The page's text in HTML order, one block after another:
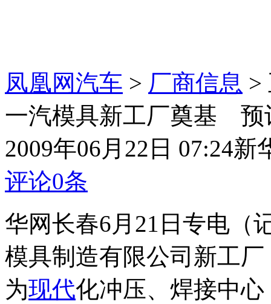
凤凰网汽车 > 厂商信息 >
一汽模具新工厂奠基 预
2009年06月22日 07:24新
评论0条
华网长春6月21日专电（
模具制造有限公司新工
为现代化冲压、焊接中